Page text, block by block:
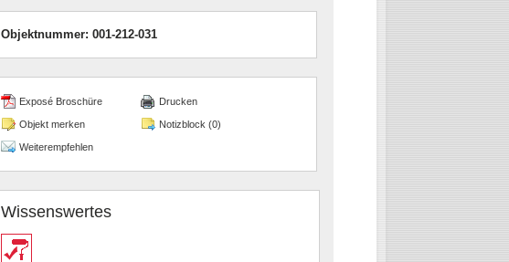
Objektnummer: 001-212-031
Exposé Broschüre Drucken
Objekt merken Notizblock (0)
Weiterempfehlen
Wissenswertes